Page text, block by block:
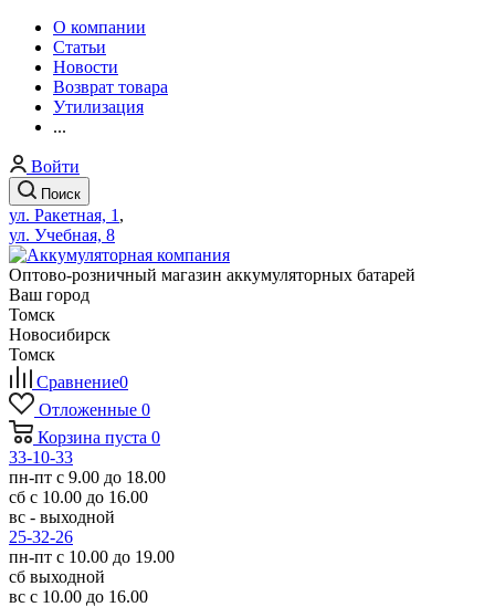
О компании
Статьи
Новости
Возврат товара
Утилизация
...
Войти
Поиск
ул. Ракетная, 1 ,
ул. Учебная, 8
Оптово-розничный магазин аккумуляторных батарей
Ваш город
Томск
Новосибирск
Томск
Сравнение0
Отложенные 0
Корзина пуста 0
33-10-33
пн-пт с 9.00 до 18.00
сб с 10.00 до 16.00
вс - выходной
25-32-26
пн-пт с 10.00 до 19.00
сб выходной
вс с 10.00 до 16.00